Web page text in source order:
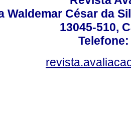
Waldemar César da
13045-510,
Telefone: